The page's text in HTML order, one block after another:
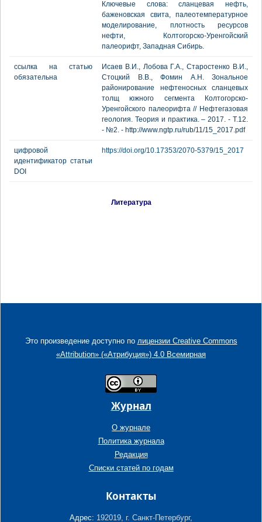
Ключевые слова: сланцевая нефть,
баженовская свита, палеотемпературное
моделирование, плотность ресурсов
нефти, Колтогорско-Уренгойский
палеорифт, Западная Сибирь.
ссылка на статью
обязательна
Исаев В.И., Лобова Г.А., Старостенко В.И.,
Стоцкий В.В., Фомин А.Н. Зональное
районирование нефтеносных сланцевых
толщ южного сегмента Колтогорско-
Уренгойского палеорифта // Нефтегазовая
геология. Теория и практика. – 2017. - Т.12.
- №2. - http://www.ngtp.ru/rub/11/15_2017.pdf
цифровой
идентификатор статьи
DOI
https://doi.org/10.17353/2070-5379/15_2017
Литература
Это произведение доступно по лицензии Creative Commons
«Attribution» («Атрибуция») 4.0 Всемирная
Журнал
О журнале
Политика журнала
Редакция
Списки статей по годам
Контакты
Адрес: 192019, г. Санкт-Петербург,